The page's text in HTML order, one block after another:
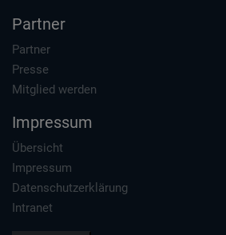
Partner
Partner
Presse
Mitglied werden
Impressum
Übersicht
Impressum
Datenschutzerklärung
Intranet